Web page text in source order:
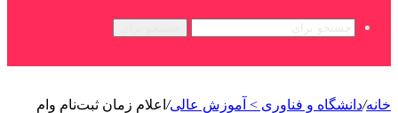
خانه/دانشگاه و فناوری > آموزش عالی/ اعلام زمان ثبت‌نام وام